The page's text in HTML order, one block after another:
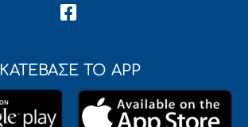
ΚΑΤΕΒΑΣΕ ΤΟ APP